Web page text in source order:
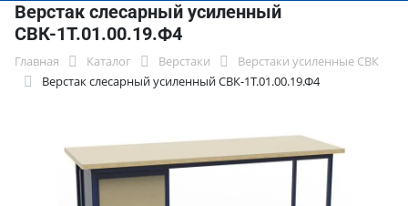
Верстак слесарный усиленный
СВК-1Т.01.00.19.Ф4
Главная Каталог Верстаки
Верстаки усиленные СВК
Верстак слесарный усиленный СВК-1Т.01.00.19.Ф4